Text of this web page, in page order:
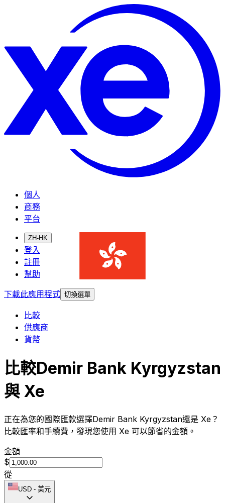
個人
商務
平台
ZH-HK
登入
註冊
幫助
下載此應用程式 切換選單
比較
供應商
貨幣
比較Demir Bank Kyrgyzstan
與 Xe
正在為您的國際匯款選擇Demir Bank Kyrgyzstan還是 Xe？
比較匯率和手續費，發現您使用 Xe 可以節省的金額。
金額
$
從
USD - 美元